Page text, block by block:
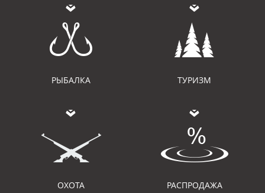
РЫБАЛКА ТУРИЗМ
ОХОТА РАСПРОДАЖА